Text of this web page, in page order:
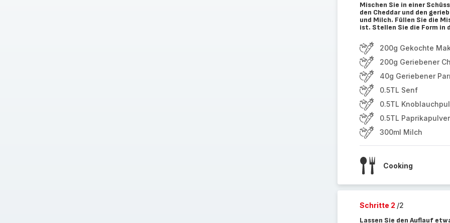
Mischen Sie in einer
den Cheddar und den
und Milch. Füllen Sie die
ist. Stellen Sie die Form in
200g Gekochte
200g Geriebener
40g Geriebener
0.5TL Senf
0.5TL
0.5TL Paprikapulver
300ml Milch
Cooking
Schritte 2 /2
Lassen Sie den Auflauf